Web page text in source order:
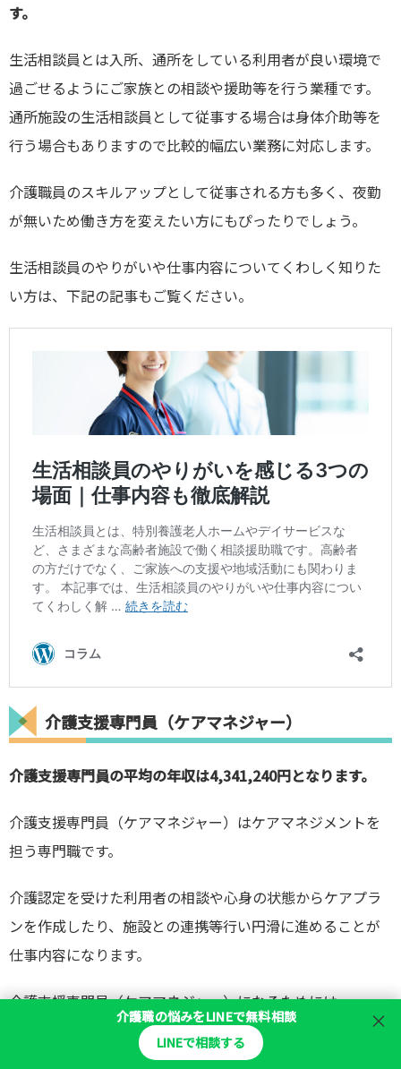
す。
生活相談員とは入所、通所をしている利用者が良い環境で
過ごせるようにご家族との相談や援助等を行う業種です。
通所施設の生活相談員として従事する場合は身体介助等を
行う場合もありますので比較的幅広い業務に対応します。
介護職員のスキルアップとして従事される方も多く、夜勤
が無いため働き方を変えたい方にもぴったりでしょう。
生活相談員のやりがいや仕事内容についてくわしく知りた
い方は、下記の記事もご覧ください。
介護支援専門員（ケアマネジャー）
介護支援専門員の平均の年収は4,341,240円となります。
介護支援専門員（ケアマネジャー）はケアマネジメントを
担う専門職です。
介護認定を受けた利用者の相談や心身の状態からケアプラ
ンを作成したり、施設との連携等行い円滑に進めることが
仕事内容になります。
介護支援専門員（ケアマネジャー）になるためには、
①介護福祉士、看護士、社会福祉士など国家資格を持ち業
務経験が通算5年以上
介護職の悩みをLINEで無料相談
LINEで相談する
×